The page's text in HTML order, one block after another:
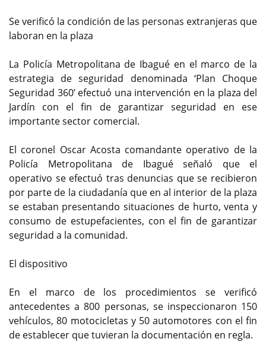
Se verificó la condición de las personas extranjeras que
laboran en la plaza
La Policía Metropolitana de Ibagué en el marco de la
estrategia de seguridad denominada ‘Plan Choque
Seguridad 360’ efectuó una intervención en la plaza del
Jardín con el fin de garantizar seguridad en ese
importante sector comercial.
El coronel Oscar Acosta comandante operativo de la
Policía Metropolitana de Ibagué señaló que el
operativo se efectuó tras denuncias que se recibieron
por parte de la ciudadanía que en al interior de la plaza
se estaban presentando situaciones de hurto, venta y
consumo de estupefacientes, con el fin de garantizar
seguridad a la comunidad.
El dispositivo
En el marco de los procedimientos se verificó
antecedentes a 800 personas, se inspeccionaron 150
vehículos, 80 motocicletas y 50 automotores con el fin
de establecer que tuvieran la documentación en regla.